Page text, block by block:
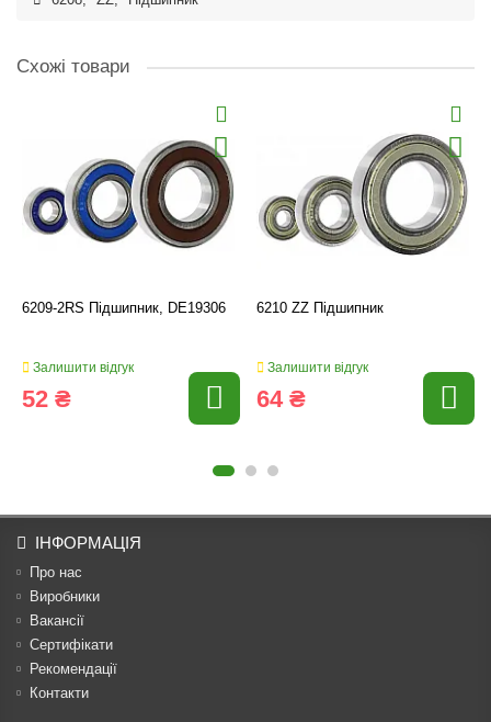
Схожі товари
6209-2RS Підшипник, DE19306
Залишити відгук
52 ₴
6210 ZZ Підшипник
Залишити відгук
64 ₴
ІНФОРМАЦІЯ
Про нас
Виробники
Вакансії
Сертифікати
Рекомендації
Контакти